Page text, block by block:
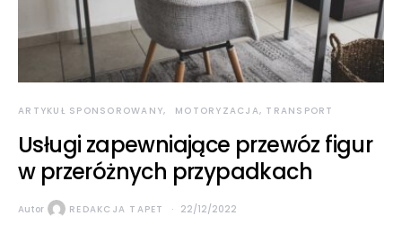
ARTYKUŁ SPONSOROWANY MOTORYZACJA, TRANSPORT
Usługi zapewniające przewóz figur
w przeróżnych przypadkach
Autor REDAKCJA TAPET 22/12/2022